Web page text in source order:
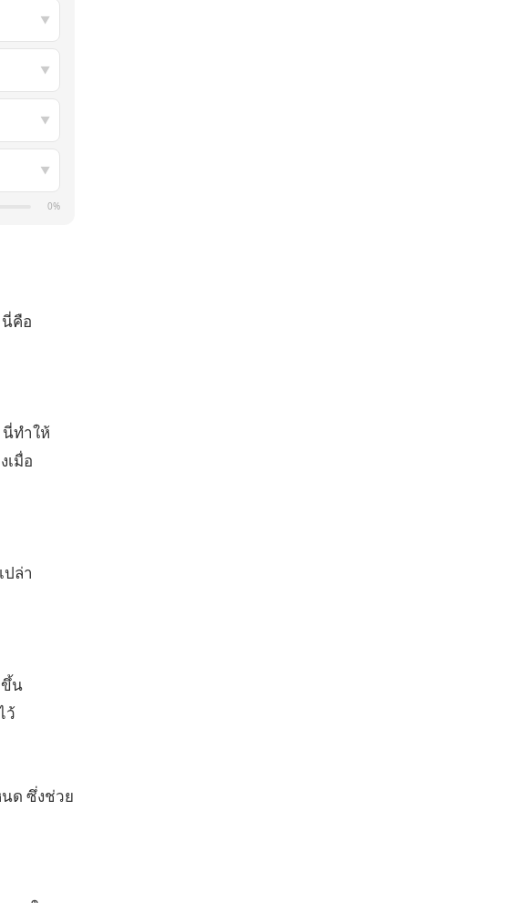
▼
▼
▼
▼
0%
นี่คือ
ทำให้
เมื่อ
ปล่า
ขึ้น
ว้
ด ซึ่งช่วย